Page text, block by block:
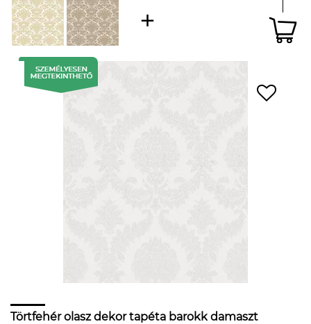
Törtfehér olasz dekor tapéta barokk damaszt